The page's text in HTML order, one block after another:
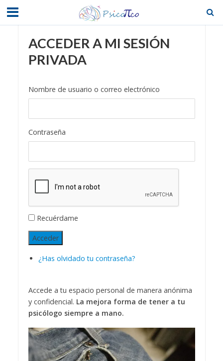
ACCEDER A MI SESIÓN
PRIVADA
Nombre de usuario o correo electrónico
Contraseña
Recuérdame
Acceder
¿Has olvidado tu contraseña?
Accede a tu espacio personal de manera anónima
y confidencial. La mejora forma de tener a tu
psicólogo siempre a mano.